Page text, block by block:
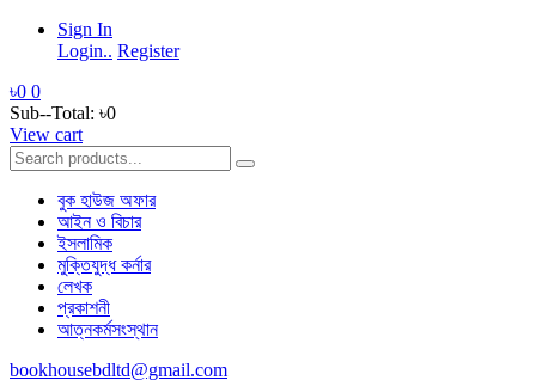
Sign In
Login.. Register
৳0 0
Sub--Total: ৳0
View cart
বুক হাউজ অফার
আইন ও বিচার
ইসলামিক
মুক্তিযুদ্ধ কর্নার
লেখক
প্রকাশনী
আত্নকর্মসংস্থান
bookhousebdltd@gmail.com